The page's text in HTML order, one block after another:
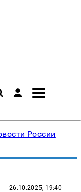
России
26.10.2025, 19:40